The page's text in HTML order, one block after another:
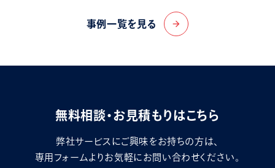
事例一覧を見る arrow_forward
無料相談・お見積もりはこちら
弊社サービスにご興味をお持ちの方は、
専用フォームよりお気軽にお問い合わせください。